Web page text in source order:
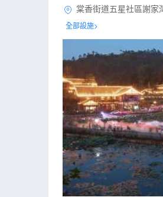
棠香街道五星社區謝家
全部設施>